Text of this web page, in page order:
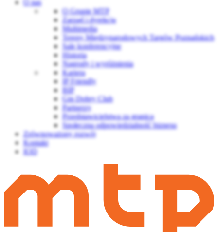
O nas
O Grupie MTP
Zarząd i dyrekcja
Multimedia
Tereny Międzynarodowych Targów Poznańskich
Sale konferencyjne
Historia
Nagrody i wyróżnienia
Kariera
IP Friendly
BIP
Gin Dobry Club
Partnerzy
Przedstawicielstwa za granicą
Społeczna odpowiedzialność biznesu
Zrównoważony rozwój
Kontakt
IOD